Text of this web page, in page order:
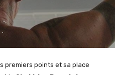
premiers points et sa place